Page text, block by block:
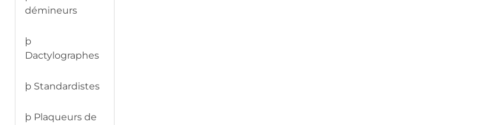
démineurs
þ
Dactylographes
þ Standardistes
þ Plaqueurs de